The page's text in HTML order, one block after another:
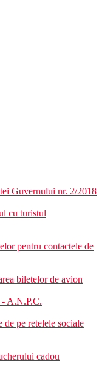
mare, dormitor si living
mai spatios
rezervare, gratuit -
din Orientul
gratuite)
13-17 ani)
Guvernului nr. 2/2018
cu turistul
pentru contactele de
biletelor de avion
A.N.P.C.
de pe retelele sociale
cadou